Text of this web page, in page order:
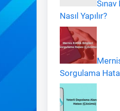
Nasıl Yapılır?
Sorgulama